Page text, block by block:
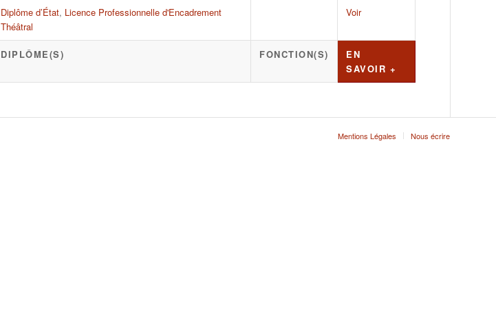
Diplôme d’État, Licence Professionnelle d'Encadrement
Théâtral
Voir
DIPLÔME(S) FONCTION(S)
EN
SAVOIR +
Mentions Légales Nous écrire